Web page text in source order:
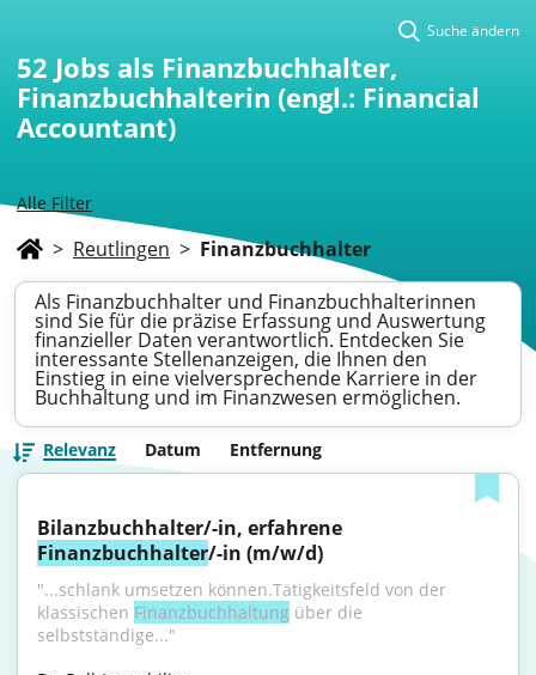
Alle Filter
Suche ändern
52 Jobs als Finanzbuchhalter,
Finanzbuchhalterin (engl.: Financial
Accountant)
> Reutlingen > Finanzbuchhalter
Als Finanzbuchhalter und Finanzbuchhalterinnen
sind Sie für die präzise Erfassung und Auswertung
finanzieller Daten verantwortlich. Entdecken Sie
interessante Stellenanzeigen, die Ihnen den
Einstieg in eine vielversprechende Karriere in der
Buchhaltung und im Finanzwesen ermöglichen.
Relevanz Datum Entfernung
Finanzbuchhalter/-in (m/w/d)
"...schlank umsetzen können.Tätigkeitsfeld von der
klassischen Finanzbuchhaltung über die
selbstständige..."